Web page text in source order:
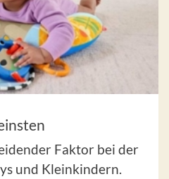
Faktor bei der
und Kleinkindern.